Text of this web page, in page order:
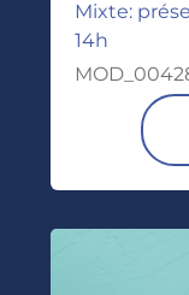
Mixte:
14h